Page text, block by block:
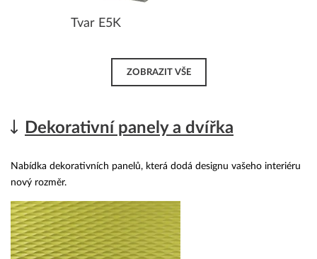
Tvar E5K
ZOBRAZIT VŠE
Dekorativní panely a dvířka
Nabídka dekorativních panelů, která dodá designu vašeho interiéru
nový rozměr.